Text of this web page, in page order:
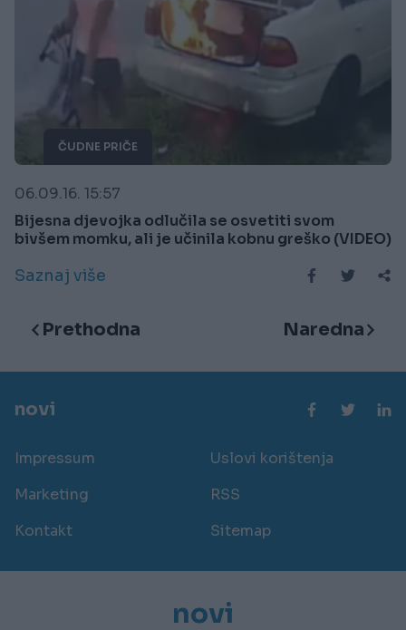
ČUDNE PRIČE
06.09.16. 15:57
Bijesna djevojka odlučila se osvetiti svom
bivšem momku, ali je učinila kobnu greško (VIDEO)
Saznaj više
Prethodna Naredna
novi
Impressum
Uslovi korištenja
Marketing
RSS
Kontakt
Sitemap
novi